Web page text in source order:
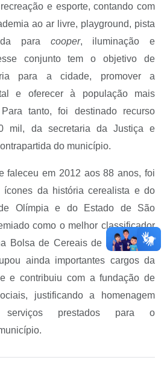
e esporte, contando com
ao ar livre, playground, pista
para cooper, iluminação e
conjunto tem o objetivo de
para a cidade, promover a
e oferecer à população mais
tanto, foi destinado recurso
mil, da secretaria da Justiça e
do município.
faleceu em 2012 aos 88 anos, foi
ícones da história cerealista e do
de Olímpia e do Estado de São
como o melhor classificador
Bolsa de Cereais de São Paulo,
ainda importantes cargos da
e contribuiu com a fundação de
justificando a homenagem
serviços prestados para o